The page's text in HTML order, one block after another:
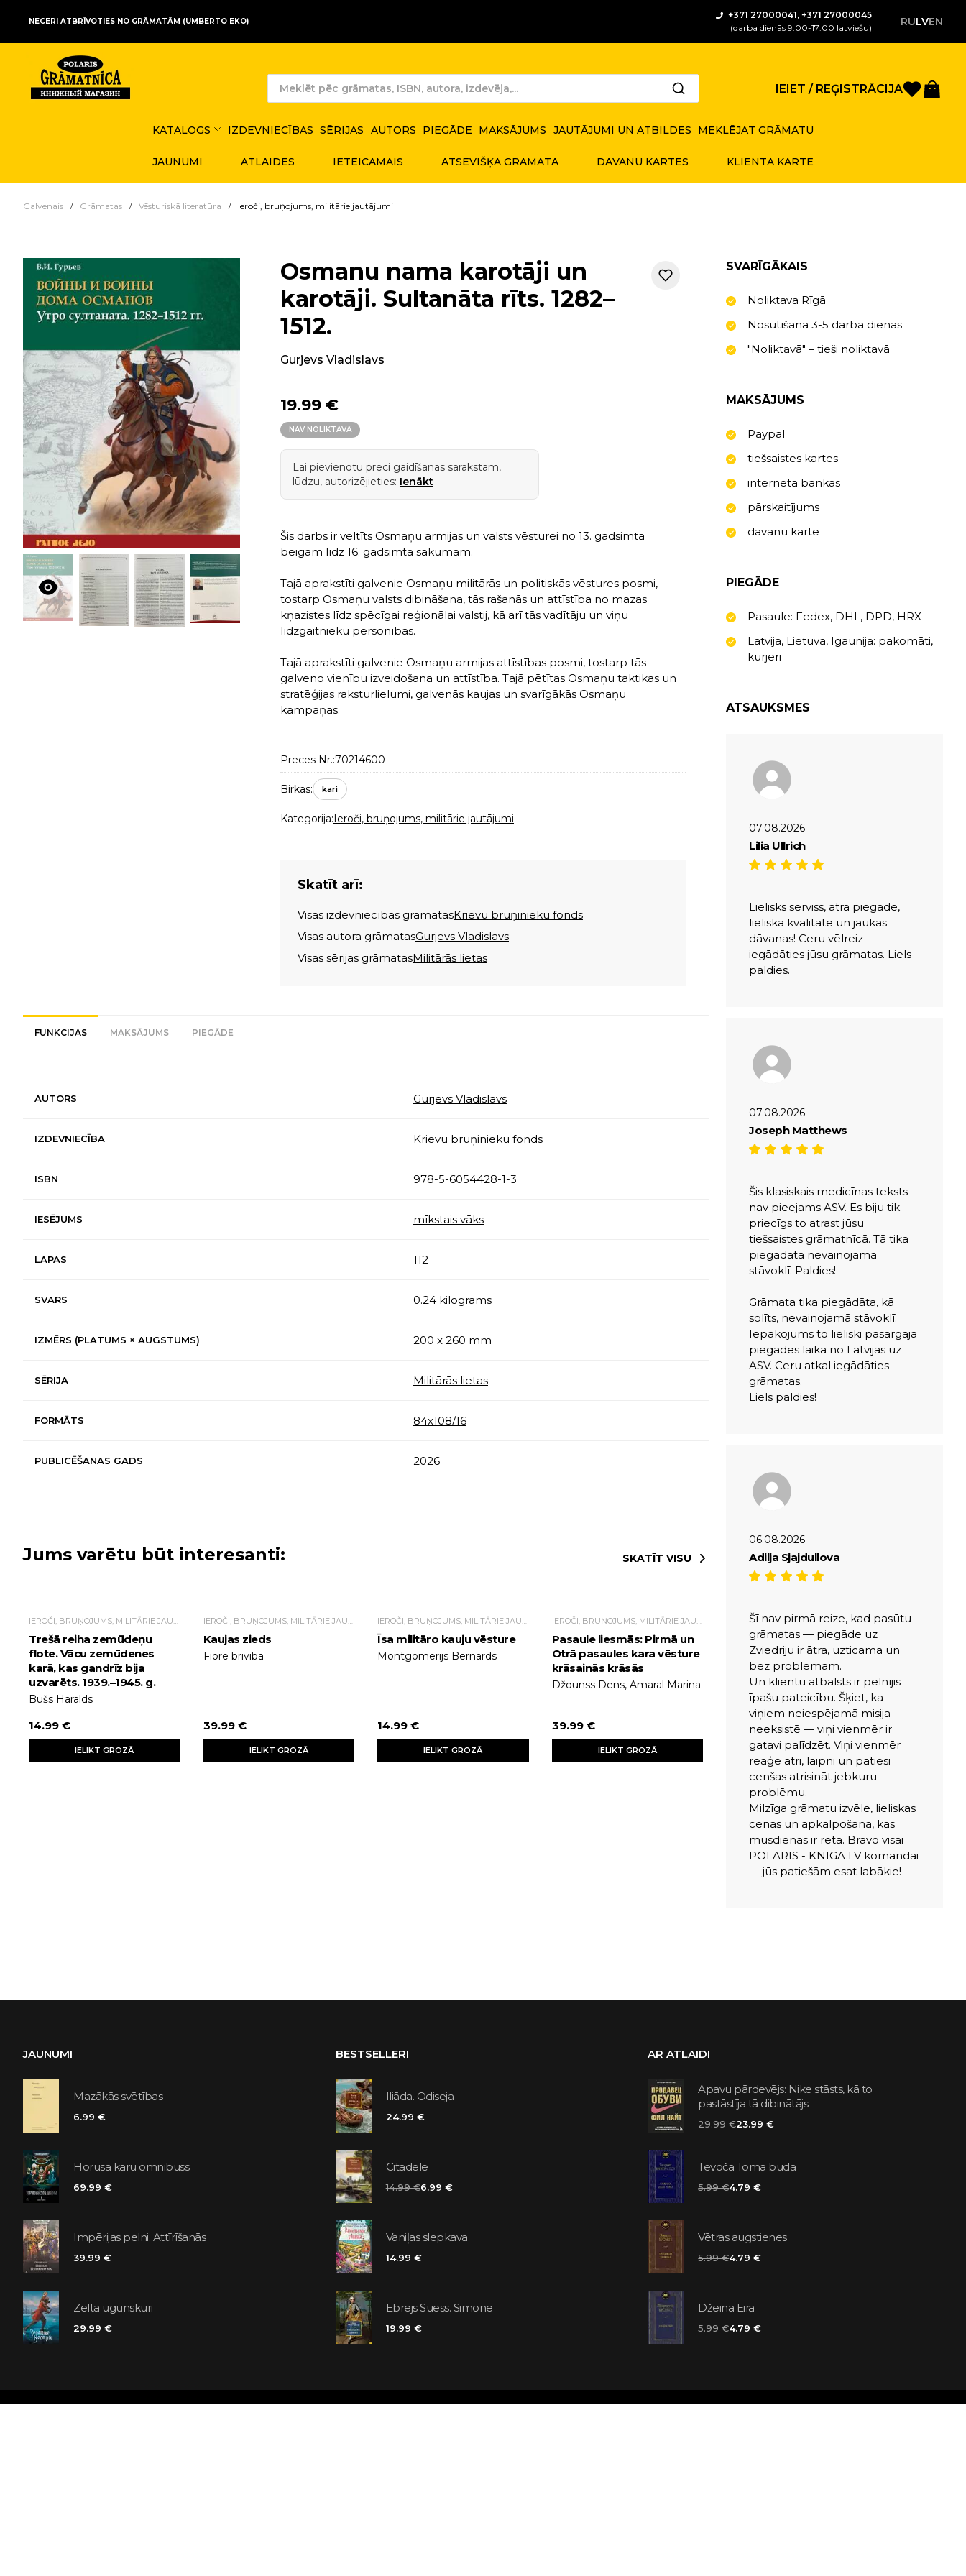
NECERI ATBRĪVOTIES NO GRĀMATĀM (UMBERTO EKO)
+371 27000041, +371 27000045
(darba dienās 9:00-17:00 latviešu)
RULVEN
IEIET / REĢISTRĀCIJA
KATALOGS IZDEVNIECĪBAS SĒRIJAS AUTORS PIEGĀDE MAKSĀJUMS JAUTĀJUMI UN ATBILDES MEKLĒJAT GRĀMATU
JAUNUMI ATLAIDES IETEICAMAIS ATSEVIŠĶA GRĀMATA DĀVANU KARTES KLIENTA KARTE
Galvenais Grāmatas Vēsturiskā literatūra Ieroči, bruņojums, militārie jautājumi
Osmanu nama karotāji un
karotāji. Sultanāta rīts. 1282–
1512.
Gurjevs Vladislavs
19.99 €
NAV NOLIKTAVĀ
Lai pievienotu preci gaidīšanas sarakstam,
lūdzu, autorizējieties: Ienākt
Šis darbs ir veltīts Osmaņu armijas un valsts vēsturei no 13. gadsimta
beigām līdz 16. gadsimta sākumam.
Tajā aprakstīti galvenie Osmaņu militārās un politiskās vēstures posmi,
tostarp Osmaņu valsts dibināšana, tās rašanās un attīstība no mazas
kņazistes līdz spēcīgai reģionālai valstij, kā arī tās vadītāju un viņu
līdzgaitnieku personības.
Tajā aprakstīti galvenie Osmaņu armijas attīstības posmi, tostarp tās
galveno vienību izveidošana un attīstība. Tajā pētītas Osmaņu taktikas un
stratēģijas raksturlielumi, galvenās kaujas un svarīgākās Osmaņu
kampaņas.
Preces Nr.:70214600
Birkas: kari
Kategorija:Ieroči, bruņojums, militārie jautājumi
Skatīt arī:
Visas izdevniecības grāmatasKrievu bruņinieku fonds
Visas autora grāmatasGurjevs Vladislavs
Visas sērijas grāmatasMilitārās lietas
FUNKCIJAS MAKSĀJUMS PIEGĀDE
AUTORS Gurjevs Vladislavs
IZDEVNIECĪBA Krievu bruņinieku fonds
ISBN 978-5-6054428-1-3
IESĒJUMS mīkstais vāks
LAPAS 112
SVARS 0.24 kilograms
IZMĒRS (PLATUMS × AUGSTUMS) 200 x 260 mm
SĒRIJA Militārās lietas
FORMĀTS 84х108/16
PUBLICĒŠANAS GADS 2026
Jums varētu būt interesanti: SKATĪT VISU
Trešā reiha zemūdeņu
flote. Vācu zemūdenes
karā, kas gandrīz bija
uzvarēts. 1939.–1945. g.
Bušs Haralds
14.99 €
IELIKT GROZĀ
Kaujas zieds
Fiore brīvība
39.99 €
IELIKT GROZĀ
Īsa militāro kauju vēsture
Montgomerijs Bernards
14.99 €
IELIKT GROZĀ
Pasaule liesmās: Pirmā un
Otrā pasaules kara vēsture
krāsainās krāsās
Džounss Dens, Amaral Marina
39.99 €
IELIKT GROZĀ
SVARĪGĀKAIS
Noliktava Rīgā
Nosūtīšana 3-5 darba dienas
"Noliktavā" – tieši noliktavā
MAKSĀJUMS
Paypal
tiešsaistes kartes
interneta bankas
pārskaitījums
dāvanu karte
PIEGĀDE
Pasaule: Fedex, DHL, DPD, HRX
Latvija, Lietuva, Igaunija: pakomāti,
kurjeri
ATSAUKSMES
07.08.2026
Lilia Ullrich
Lielisks serviss, ātra piegāde,
lieliska kvalitāte un jaukas
dāvanas! Ceru vēlreiz
iegādāties jūsu grāmatas. Liels
paldies.
07.08.2026
Joseph Matthews
Šis klasiskais medicīnas teksts
nav pieejams ASV. Es biju tik
priecīgs to atrast jūsu
tiešsaistes grāmatnīcā. Tā tika
piegādāta nevainojamā
stāvoklī. Paldies!
Grāmata tika piegādāta, kā
solīts, nevainojamā stāvoklī.
Iepakojums to lieliski pasargāja
piegādes laikā no Latvijas uz
ASV. Ceru atkal iegādāties
grāmatas.
Liels paldies!
06.08.2026
Adilja Sjajdullova
Šī nav pirmā reize, kad pasūtu
grāmatas — piegāde uz
Zviedriju ir ātra, uzticama un
bez problēmām.
Un klientu atbalsts ir pelnījis
īpašu pateicību. Šķiet, ka
viņiem neiespējamā misija
neeksistē — viņi vienmēr ir
gatavi palīdzēt. Viņi vienmēr
reaģē ātri, laipni un patiesi
cenšas atrisināt jebkuru
problēmu.
Milzīga grāmatu izvēle, lieliskas
cenas un apkalpošana, kas
mūsdienās ir reta. Bravo visai
POLARIS - KNIGA.LV komandai
— jūs patiešām esat labākie!
JAUNUMI
Mazākās svētības
6.99 €
Horusa karu omnibuss
69.99 €
Impērijas pelni. Attīrīšanās
39.99 €
Zelta ugunskuri
29.99 €
BESTSELLERI
Iliāda. Odiseja
24.99 €
Citadele
14.99 €6.99 €
Vaniļas slepkava
14.99 €
Ebrejs Suess. Simone
19.99 €
AR ATLAIDI
Apavu pārdevējs: Nike stāsts, kā to
pastāstīja tā dibinātājs
29.99 €23.99 €
Tēvoča Toma būda
5.99 €4.79 €
Vētras augstienes
5.99 €4.79 €
Džeina Eira
5.99 €4.79 €